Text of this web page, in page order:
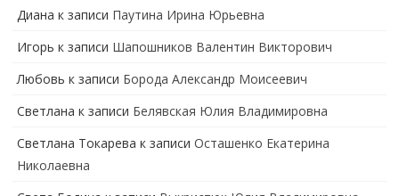
Диана к записи Паутина Ирина Юрьевна
Игорь к записи Шапошников Валентин Викторович
Любовь к записи Борода Александр Моисеевич
Светлана к записи Белявская Юлия Владимировна
Cветлана Токарева к записи Осташенко Екатерина
Николаевна